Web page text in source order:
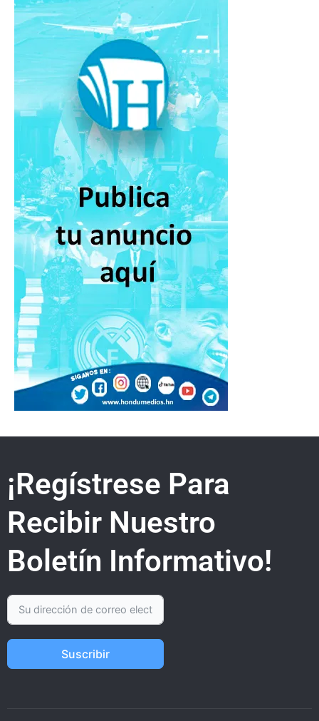
¡Regístrese Para
Recibir Nuestro
Boletín Informativo!
Suscribir